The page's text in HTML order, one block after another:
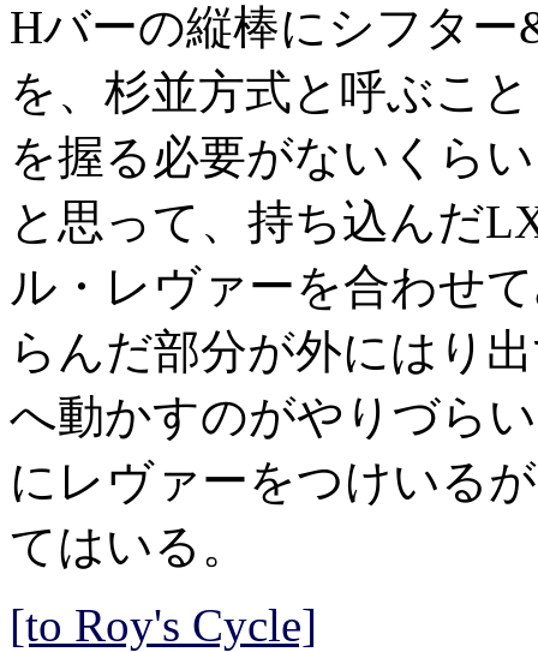
Hバーの縦棒にシフタ
を、杉並方式と呼ぶこ
を握る必要がないくら
と思って、持ち込んだ
ル・レヴァーを合わせ
らんだ部分が外にはり
へ動かすのがやりづら
にレヴァーをつけいる
てはいる。
[to Roy's Cycle]